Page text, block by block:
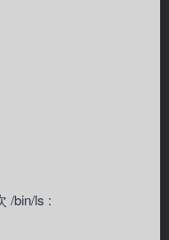
/bin/ls :